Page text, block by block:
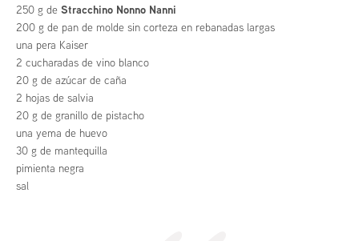
250 g de Stracchino Nonno Nanni
200 g de pan de molde sin corteza en rebanadas largas
una pera Kaiser
2 cucharadas de vino blanco
20 g de azúcar de caña
2 hojas de salvia
20 g de granillo de pistacho
una yema de huevo
30 g de mantequilla
pimienta negra
sal